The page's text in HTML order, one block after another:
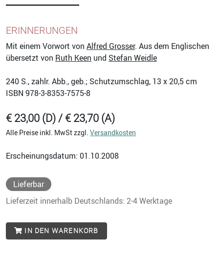
ERINNERUNGEN
Mit einem Vorwort von Alfred Grosser. Aus dem Englischen
übersetzt von Ruth Keen und Stefan Weidle
240 S., zahlr. Abb., geb.; Schutzumschlag, 13 x 20,5 cm
ISBN 978-3-8353-7575-8
€ 23,00 (D) / € 23,70 (A)
Alle Preise inkl. MwSt zzgl. Versandkosten
Erscheinungsdatum: 01.10.2008
Lieferbar
Lieferzeit innerhalb Deutschlands: 2-4 Werktage
IN DEN WARENKORB